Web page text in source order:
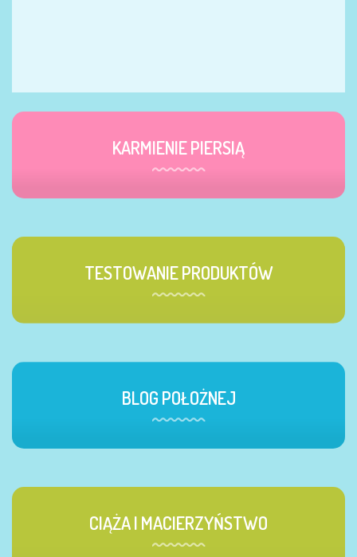
KARMIENIE PIERSIĄ
TESTOWANIE PRODUKTÓW
BLOG POŁOŻNEJ
CIĄŻA I MACIERZYŃSTWO